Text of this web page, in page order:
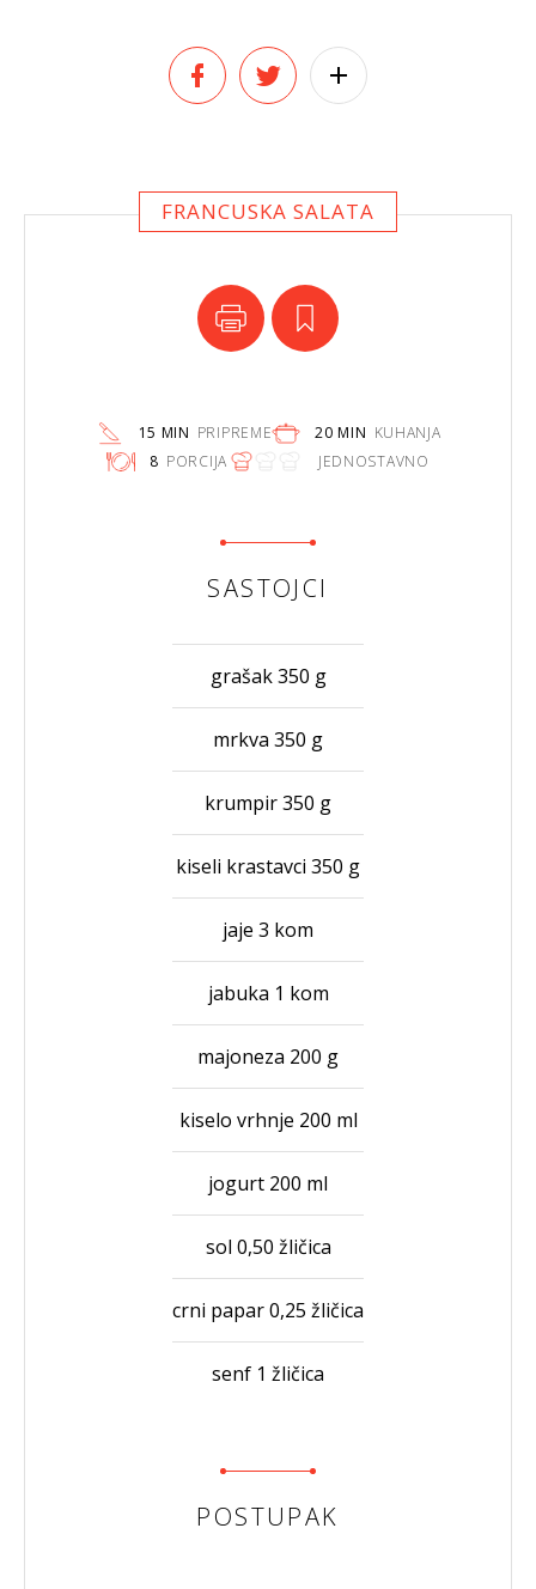
FRANCUSKA SALATA
15 MIN PRIPREME 20 MIN KUHANJA
8 PORCIJA JEDNOSTAVNO
SASTOJCI
grašak 350 g
mrkva 350 g
krumpir 350 g
kiseli krastavci 350 g
jaje 3 kom
jabuka 1 kom
majoneza 200 g
kiselo vrhnje 200 ml
jogurt 200 ml
sol 0,50 žličica
crni papar 0,25 žličica
senf 1 žličica
POSTUPAK